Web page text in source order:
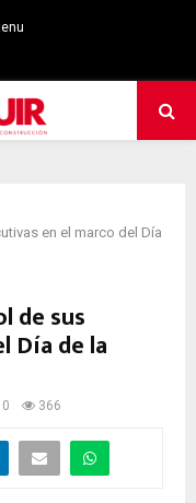
en el marco del Día
de sus
Día de la
0 366